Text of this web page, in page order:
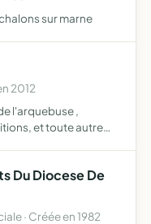
sur marne
2012
l'arquebuse ,
et toute autre
Du Diocese De
· Créée en 1982